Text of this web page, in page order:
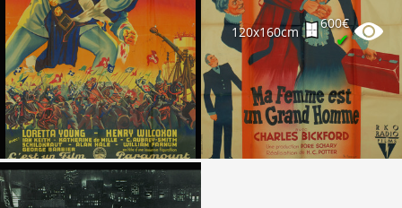
120x160cm
600€
✔